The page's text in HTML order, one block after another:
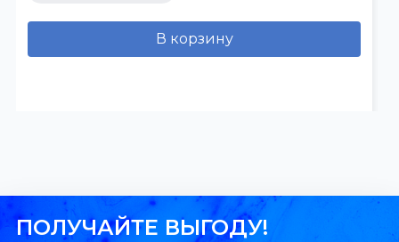
В корзину
ПОЛУЧАЙТЕ ВЫГОДУ!